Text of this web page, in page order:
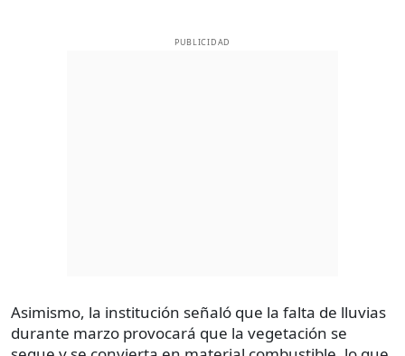
PUBLICIDAD
Asimismo, la institución señaló que la falta de lluvias
durante marzo provocará que la vegetación se